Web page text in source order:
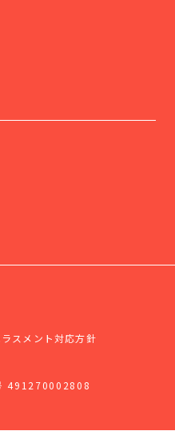
スメント対応方針
491270002808